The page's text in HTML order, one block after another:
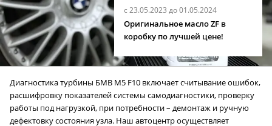
с 23.05.2023 до 01.05.2024
Оригинальное масло ZF в
коробку по лучшей цене!
Диагностика турбины БМВ M5 F10 включает считывание ошибок,
расшифровку показателей системы самодиагностики, проверку
работы под нагрузкой, при потребности – демонтаж и ручную
дефектовку состояния узла. Наш автоцентр осуществляет